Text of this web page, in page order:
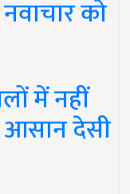
को
में नहीं
आसान देसी